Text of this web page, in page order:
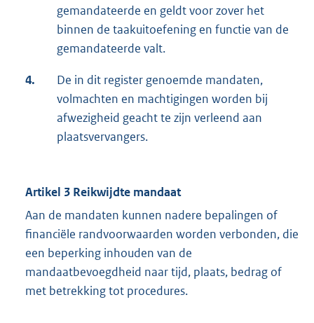
gemandateerde en geldt voor zover het
binnen de taakuitoefening en functie van de
gemandateerde valt.
4.
De in dit register genoemde mandaten,
volmachten en machtigingen worden bij
afwezigheid geacht te zijn verleend aan
plaatsvervangers.
Artikel 3 Reikwijdte mandaat
Aan de mandaten kunnen nadere bepalingen of
financiële randvoorwaarden worden verbonden, die
een beperking inhouden van de
mandaatbevoegdheid naar tijd, plaats, bedrag of
met betrekking tot procedures.